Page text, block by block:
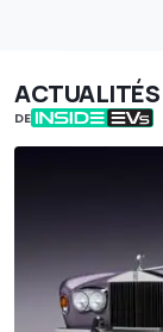
ACTUALITÉS
DE